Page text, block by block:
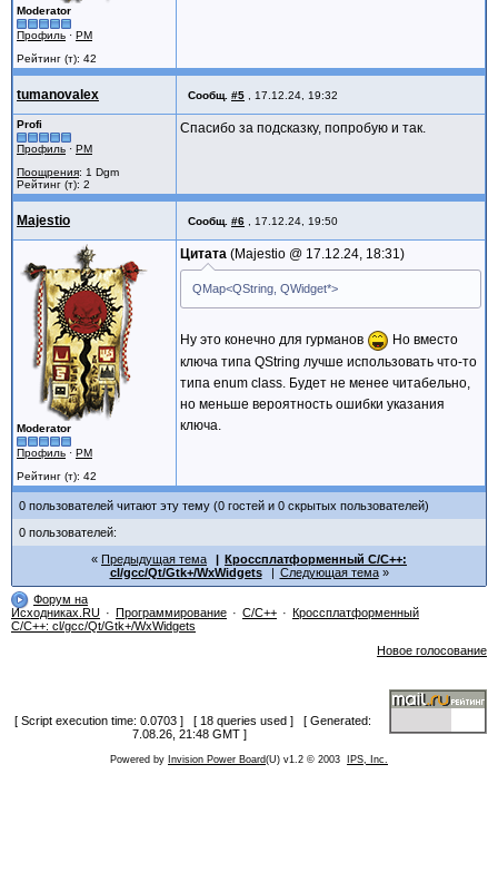
Moderator
Профиль · PM
Рейтинг (т): 42
tumanovalex Сообщ. #5 17.12.24, 19:32
Profi
Профиль · PM
Поощрения: 1 Dgm
Рейтинг (т): 2
Спасибо за подсказку, попробую и так.
Majestio Сообщ. #6 17.12.24, 19:50
Moderator
Профиль · PM
Рейтинг (т): 42
Цитата Majestio @ 17.12.24, 18:31
QMap<QString, QWidget*>
Ну это конечно для гурманов
Но вместо
ключа типа QString лучше использовать что-то
типа enum class. Будет не менее читабельно,
но меньше вероятность ошибки указания
ключа.
0 пользователей читают эту тему (0 гостей и 0 скрытых пользователей)
0 пользователей:
Предыдущая тема
Кроссплатформенный C/C++:
cl/gcc/Qt/Gtk+/WxWidgets
Следующая тема
Форум на
Исходниках.RU
Программирование C/C++
Кроссплатформенный
C/C++: cl/gcc/Qt/Gtk+/WxWidgets
Новое голосование
[ Script execution time: 0.0703 ] [ 18 queries used ] [ Generated:
7.08.26, 21:48 GMT ]
Powered by Invision Power Board(U) v1.2 © 2003 IPS, Inc.